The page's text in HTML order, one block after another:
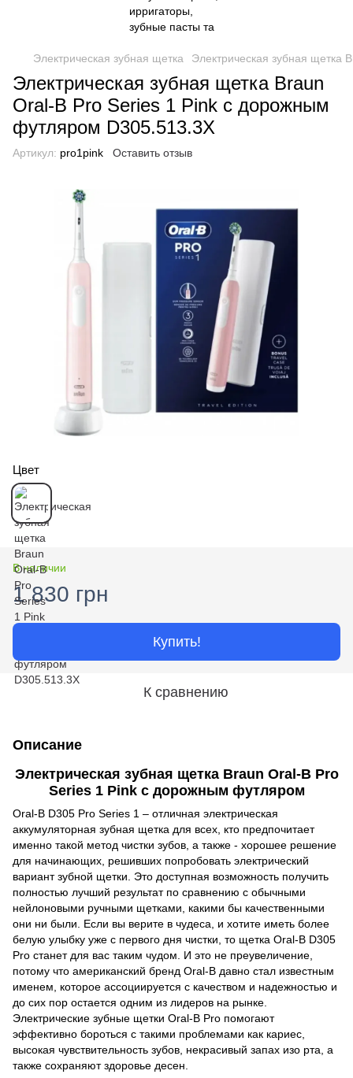
Электрическая зубная щетка Электрическая зубная
Электрическая зубная щетка Braun
Oral-B Pro Series 1 Pink с дорожным
футляром D305.513.3X
Артикул: pro1pink Оставить отзыв
Цвет
В наличии
1 830 грн
Купить!
К сравнению
Описание
Электрическая зубная щетка Braun Oral-B Pro
Series 1 Pink с дорожным футляром
Oral-B D305 Pro Series 1 – отличная электрическая
аккумуляторная зубная щетка для всех, кто предпочитает
именно такой метод чистки зубов, а также - хорошее решение
для начинающих, решивших попробовать электрический
вариант зубной щетки. Это доступная возможность получить
полностью лучший результат по сравнению с обычными
нейлоновыми ручными щетками, какими бы качественными
они ни были. Если вы верите в чудеса, и хотите иметь более
белую улыбку уже с первого дня чистки, то щетка Oral-B D305
Pro станет для вас таким чудом. И это не преувеличение,
потому что американский бренд Oral-B давно стал известным
именем, которое ассоциируется с качеством и надежностью и
до сих пор остается одним из лидеров на рынке.
Электрические зубные щетки Oral-B Pro помогают
эффективно бороться с такими проблемами как кариес,
высокая чувствительность зубов, некрасивый запах изо рта, а
также сохраняют здоровье десен.